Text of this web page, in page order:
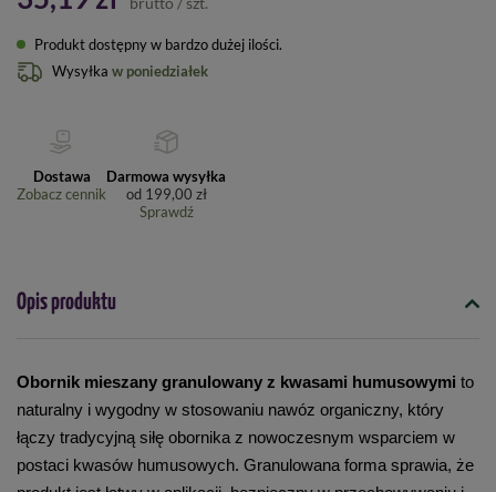
Produkt dostępny w bardzo dużej ilości
Wysyłka w poniedziałek
Dostawa
Zobacz cennik
Darmowa wysyłka
od 199,00 zł
Sprawdź
Opis produktu
Obornik mieszany granulowany z kwasami humusowymi to
naturalny i wygodny w stosowaniu nawóz organiczny, który
łączy tradycyjną siłę obornika z nowoczesnym wsparciem w
postaci kwasów humusowych. Granulowana forma sprawia, że